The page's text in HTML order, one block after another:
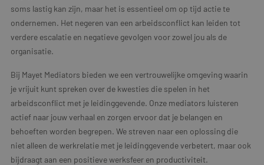
soms lastig kan zijn, maar het is essentieel om op tijd actie te
ondernemen. Het negeren van een arbeidsconflict kan leiden tot
verdere escalatie en negatieve gevolgen voor zowel jou als de
organisatie.
Bij Mayet Mediators bieden we een vertrouwelijke omgeving waarin
je vrijuit kunt spreken over de kwesties die spelen in het
arbeidsconflict met je leidinggevende. Onze mediators luisteren
actief naar jouw verhaal en zorgen ervoor dat je belangen en
behoeften worden begrepen. We streven naar een oplossing die
niet alleen de werkrelatie met je leidinggevende verbetert, maar ook
bijdraagt aan een positieve werksfeer en productiviteit.